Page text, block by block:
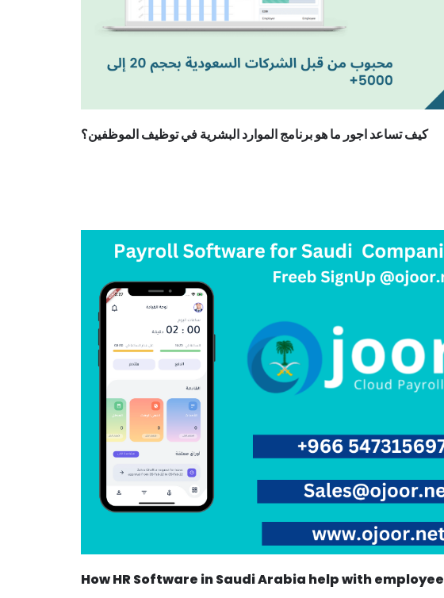
كيف تساعد اجور ما هو برنامج الموارد البشرية في توظيف الموظفين؟
How HR Software in Saudi Arabia help with employee